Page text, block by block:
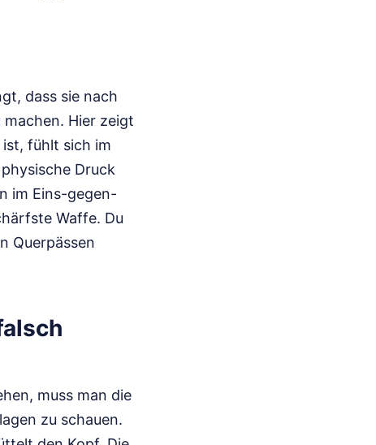
dass sie nach
Hier zeigt
ist, fühlt sich im
Druck
im Eins-gegen-
Waffe. Du
Querpässen
muss man die
zu schauen.